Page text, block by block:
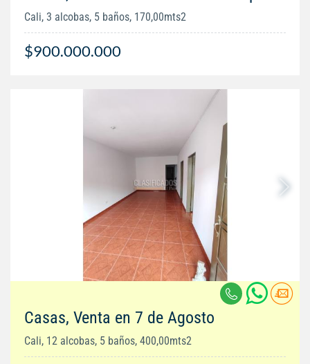
Cali, 3 alcobas, 5 baños, 170,00mts2
$900.000.000
Casas, Venta en 7 de Agosto
Cali, 12 alcobas, 5 baños, 400,00mts2